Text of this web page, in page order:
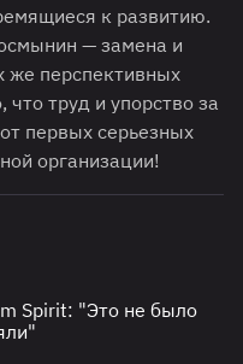
к развитию.
— замена и
же перспективных
труд и упорство за
первых серьезных
организации!
Spirit: "Это не было